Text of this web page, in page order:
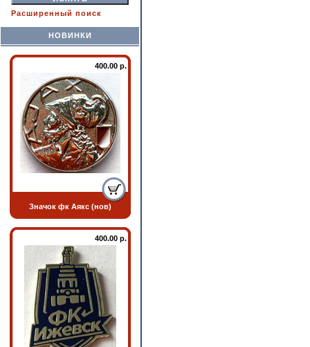
Расширенный поиск
НОВИНКИ
400.00 р.
Значок фк Аякс (нов)
400.00 р.